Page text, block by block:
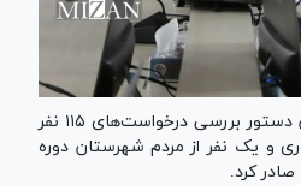
رئیس کل دادگستری لرستان دستور بررسی درخواست‌های ۱۱۵ نفر
و یک نفر از مردم شهرستان دوره
کرد.